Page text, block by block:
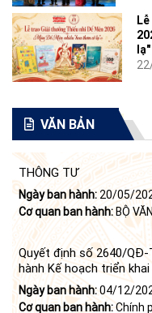
lạ"
VĂN BẢN
THÔNG TƯ
Ngày ban hành: 20/05/
Cơ quan ban hành:BỘ
Quyết định số 2640/QĐ-
hành Kế hoạch triển
ngày 21 tháng 6 năm
hiện Nghị quyết số 23-
Ngày ban hành:04/12/
Cơ quan ban hành:Chính